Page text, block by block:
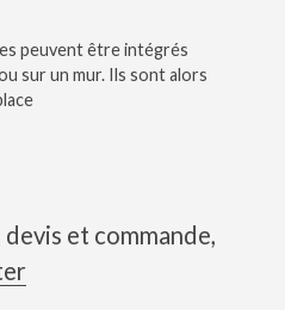
peuvent être intégrés
sur un mur. Ils sont alors
et commande,